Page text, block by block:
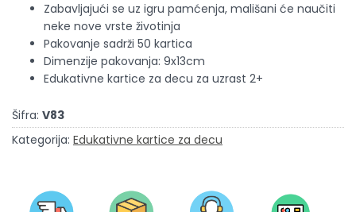
Zabavljajući se uz igru pamćenja, mališani će naučiti
neke nove vrste životinja
Pakovanje sadrži 50 kartica
Dimenzije pakovanja: 9x13cm
Edukativne kartice za decu za uzrast 2+
Šifra: V83
Kategorija: Edukativne kartice za decu